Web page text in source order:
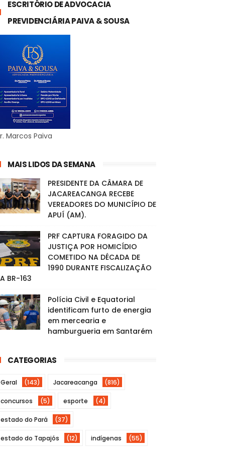
ESCRITÓRIO DE ADVOCACIA
PREVIDENCIÁRIA PAIVA & SOUSA
Marcos Paiva
MAIS LIDOS DA SEMANA
PRESIDENTE DA CÂMARA DE
JACAREACANGA RECEBE
VEREADORES DO MUNICÍPIO DE
APUÍ (AM).
PRF CAPTURA FORAGIDO DA
JUSTIÇA POR HOMICÍDIO
COMETIDO NA DÉCADA DE
1990 DURANTE FISCALIZAÇÃO
BR-163
Polícia Civil e Equatorial
identificam furto de energia
em mercearia e
hamburgueria em Santarém
CATEGORIAS
Geral (143) Jacareacanga (816)
concursos (5) esporte (4)
estado do Pará (37)
estado do Tapajós (12) indígenas (55)